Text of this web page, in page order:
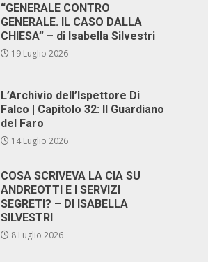
“GENERALE CONTRO
GENERALE. IL CASO DALLA
CHIESA” – di Isabella Silvestri
19 Luglio 2026
L’Archivio dell’Ispettore Di
Falco | Capitolo 32: Il Guardiano
del Faro
14 Luglio 2026
COSA SCRIVEVA LA CIA SU
ANDREOTTI E I SERVIZI
SEGRETI? – DI ISABELLA
SILVESTRI
8 Luglio 2026